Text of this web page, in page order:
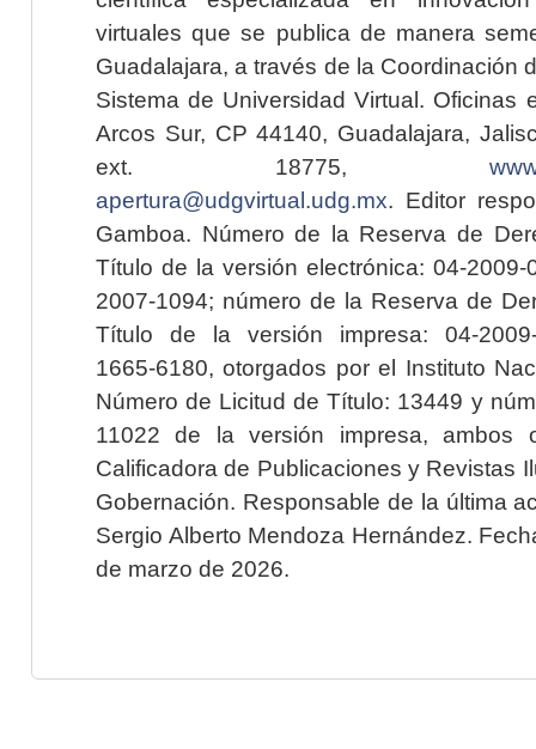
virtuales que se publica de manera
Guadalajara, a través de la Coordinación
Sistema de Universidad Virtual. Oficinas
Arcos Sur, CP 44140, Guadalajara,
ext. 18775,
apertura@udgvirtual.udg.mx. Editor
Gamboa. Número de la Reserva de
Título de la versión electrónica: 04-2009-
2007-1094; número de la Reserva de
Título de la versión impresa: 04-2009-
1665-6180, otorgados por el Instituto
Número de Licitud de Título: 13449 y
11022 de la versión impresa, ambos
Calificadora de Publicaciones y Revistas
Gobernación. Responsable de la última
Sergio Alberto Mendoza Hernández.
de marzo de 2026.